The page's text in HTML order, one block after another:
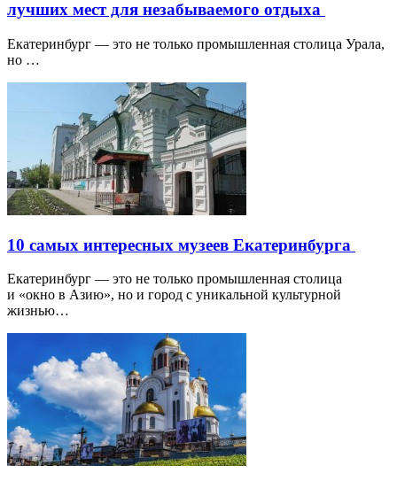
лучших мест для незабываемого отдыха
Екатеринбург — это не только промышленная столица Урала,
но …
10 самых интересных музеев Екатеринбурга
Екатеринбург — это не только промышленная столица
и «окно в Азию», но и город с уникальной культурной
жизнью…